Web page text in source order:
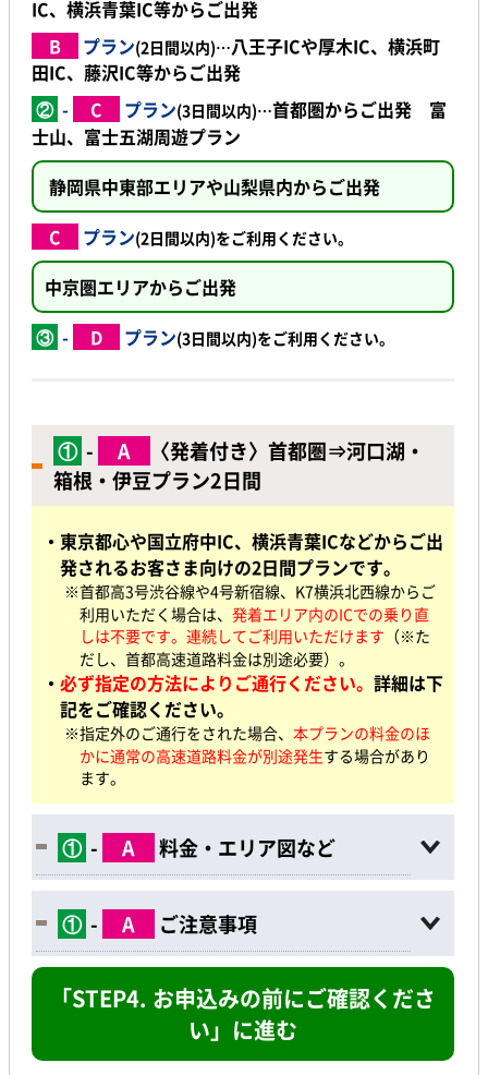
IC、 横浜青葉IC等からご出発
B
プラン(2日間以内)…八王子ICや厚木IC、 横浜町
田IC、 藤沢IC等からご出発
② - C プラン(3日間以内)…首都圏からご出発 富
士山、富士五湖周遊プラン
静岡県中東部エリアや山梨県内からご出発
C
プラン(2日間以内)をご利用ください。
中京圏エリアからご出発
③ - D プラン(3日間以内)をご利用ください。
① - A 〈発着付き〉首都圏⇒河口湖・
箱根・伊豆プラン2日間
・東京都心や国立府中IC、横浜青葉ICなどからご出
発されるお客さま向けの2日間プランです。
※首都高3号渋谷線や4号新宿線、K7横浜北西線からご
利用いただく場合は、 発着エリア内のICでの乗り直
しは不要です。連続してご利用いただけます （※た
だし、首都高速道路料金は別途必要）。
・ 必ず指定の方法によりご通行ください。 詳細は下
記をご確認ください。
※指定外のご通行をされた場合、 本プランの料金のほ
かに通常の高速道路料金が別途発生する場合があり
ます。
① - A 料金・エリア図など
① - A ご注意事項
「STEP4. お申込みの前にご確認くださ
い」に進む